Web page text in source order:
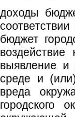
доходы
бюджет
выявление и
среде и
вреда
городского